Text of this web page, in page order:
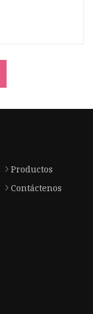
Productos
Contáctenos